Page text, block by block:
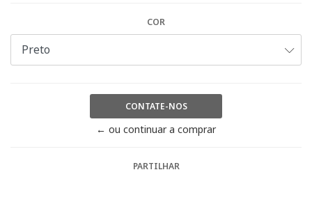
COR
CONTATE-NOS
← ou continuar a comprar
PARTILHAR